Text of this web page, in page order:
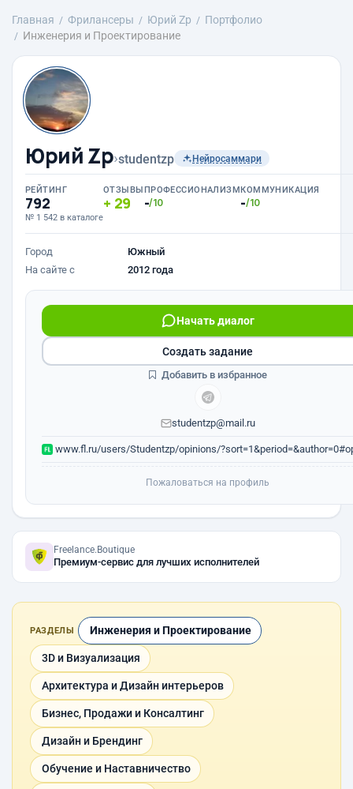
Главная Фрилансеры Юрий Zp
Портфолио
Инженерия и Проектирование
Юрий Zp›studentzp Нейросаммари
РЕЙТИНГ
792
№ 1 542 в каталоге
ОТЗЫВЫ
29
ПРОФЕССИОНАЛИЗМ
-/10
КОММУНИКАЦИЯ
-/10
Город
Южный
На сайте с
2012 года
Начать диалог
studentzp@mail.ru
www.fl.ru/users/Studentzp/opinions/
Создать задание
Добавить в избранное
Пожаловаться на профиль
Freelance.Boutique
Премиум-сервис для лучших исполнителей
РАЗДЕЛЫ Инженерия и Проектирование
3D и Визуализация
Архитектура и Дизайн интерьеров
Бизнес, Продажи и Консалтинг
Дизайн и Брендинг
Обучение и Наставничество